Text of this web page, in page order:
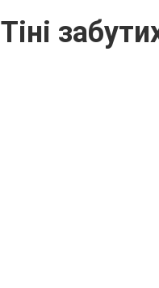
Тіні